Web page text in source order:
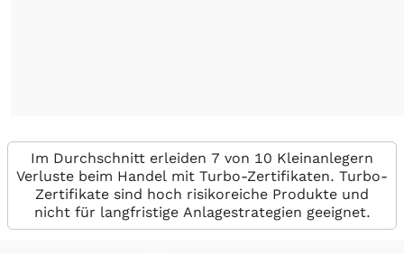
Im Durchschnitt erleiden 7 von 10 Kleinanlegern
Verluste beim Handel mit Turbo-Zertifikaten. Turbo-
Zertifikate sind hoch risikoreiche Produkte und
nicht für langfristige Anlagestrategien geeignet.